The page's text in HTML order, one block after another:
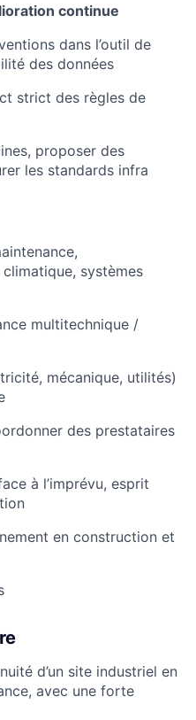
continue
dans l’outil de
des données
strict des règles de
proposer des
les standards infra
systèmes
multitechnique /
mécanique, utilités)
des prestataires
à l’imprévu, esprit
en construction et
d’un site industriel en
avec une forte